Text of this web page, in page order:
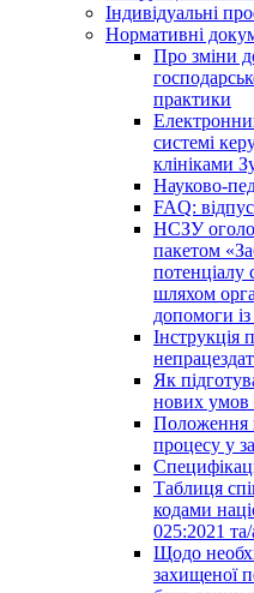
Індивідуальні
Нормативні
Про зміни
практики
системі
клініками
Науково-
FAQ:
НСЗУ
пакетом
потенціалу
шляхом
допомоги із
Інструкція
Як
нових умов
Положення
процесу у
Таблиця
кодами
025:2021
Щодо
захищеної